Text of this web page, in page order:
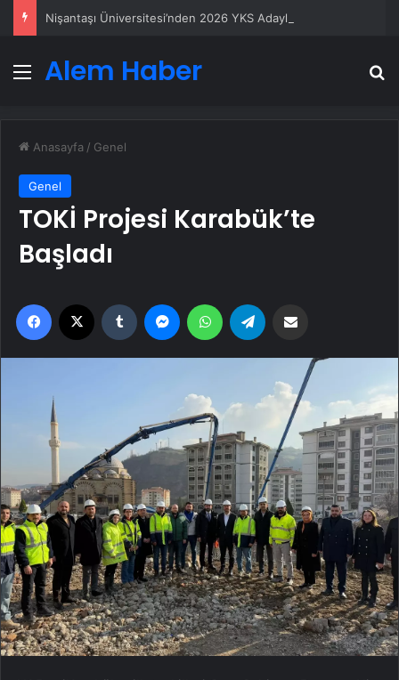
MenüAlem Haber
Anasayfa / Genel
Genel
TOKİ Projesi Karabük’te
Başladı
Facebook Tumblr MessengerWhatsApp